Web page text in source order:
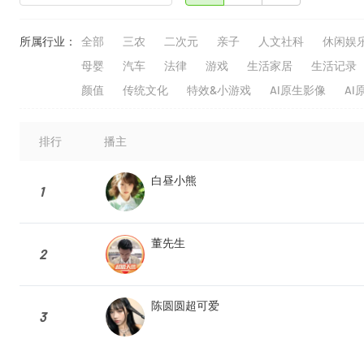
所属行业： 全部 三农 二次元 亲子 人文社科
休闲娱
母婴
汽车 法律 游戏 生活家居
生活记录
颜值
传统文化 特效&小游戏 AI原生影像 AI
排行 播主
1
白昼小熊
2
董先生
3
陈圆圆超可爱